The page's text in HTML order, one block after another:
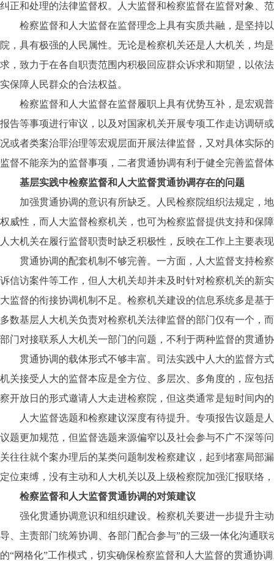
纠正和处理的法律监督权。人大监督和检察监督在监督对象、
检察监督和人大监督在监督理念上具有实质共融，是坚持以
院，具有极强的人民属性。无论是检察机关还是人大机关，均
求，致力于在各自职责范围内积极回应群众诉求和期望，以依
实保障人民群众的合法权益。
检察监督和人大监督在监督履职上具有优势互补，是宏观普
报告等事项进行审议，以及对国家机关开展专项工作走访调研
况或者类案治罪治理等宏观层面开展法律监督，又对具体实际
监督不能亲为的监督事项，二者贯通协调有利于健全完善监督
基层实践中检察监督和人大监督贯通协调存在的问题
加强贯通协调的意识有所缺乏。人民检察院组织法规定，地
权威性，而人大监督检察机关，也可为检察监督提供支持和保
人大机关在履行监督职责时缺乏积极性，反映在工作上主要表
贯通协调的配套机制不够完善。一方面，人大监督支持检察
诉信访案件等工作，但人大机关却并未及时针对检察机关的新
大监督的衔接协调机制不足。检察机关建设的信息系统多是基
多数基层人大机关负责对检察机关法律监督的部门仅有一个，
部门对接联系人大机关一部门的问题，不利于两种监督的贯通
贯通协调的载体形式不够丰富。司法实践中人大的监督方式
机关接受人大的监督本应是全方位、多层次、多角度的，应包
察开放日的形式邀请人大走进检察院，但这类通常是短时间内
人大监督选题和检察建议深度有待提升。专项报告议题是人
议题更加规范，但监督选题来源偏窄以及社会参与不广不深等
关往往就个案办理后的某类问题制发检察建议，起到堵塞局部
定位束缚，没有主动和人大机关以及上级检察院加强汇报联络
检察监督和人大监督贯通协调的对策建议
强化贯通协调意识和组织建设。检察机关要进一步提升主动
导、主责部门统筹协调、各部门配合参与”的三级一体化沟通
的“网格化”工作模式，切实确保检察监督和人大监督的贯通协